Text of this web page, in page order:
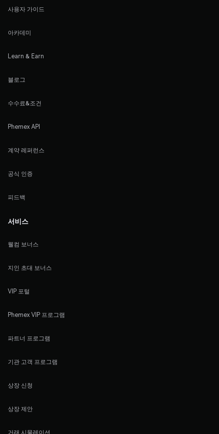
사용자 가이드
아카데미
Learn & Earn
블로그
수수료&조건
Phemex API
계약 레퍼런스
공식 인증
피드백
서비스
웰컴 보너스
지인 초대 보너스
VIP 포털
Phemex VIP 프로그램
파트너 프로그램
기관 고객 프로그램
상장 신청
상장 제안
거래 시물레이션